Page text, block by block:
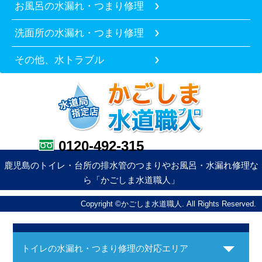
お風呂の水漏れ・つまり修理
洗面所の水漏れ・つまり修理
その他、水トラブル
0120-492-315
鹿児島のトイレ・台所の排水管のつまりやお風呂・水漏れ修理な
ら「かごしま水道職人」
Copyright ©かごしま水道職人. All Rights Reserved.
トイレの水漏れ・つまり修理の対応エリア